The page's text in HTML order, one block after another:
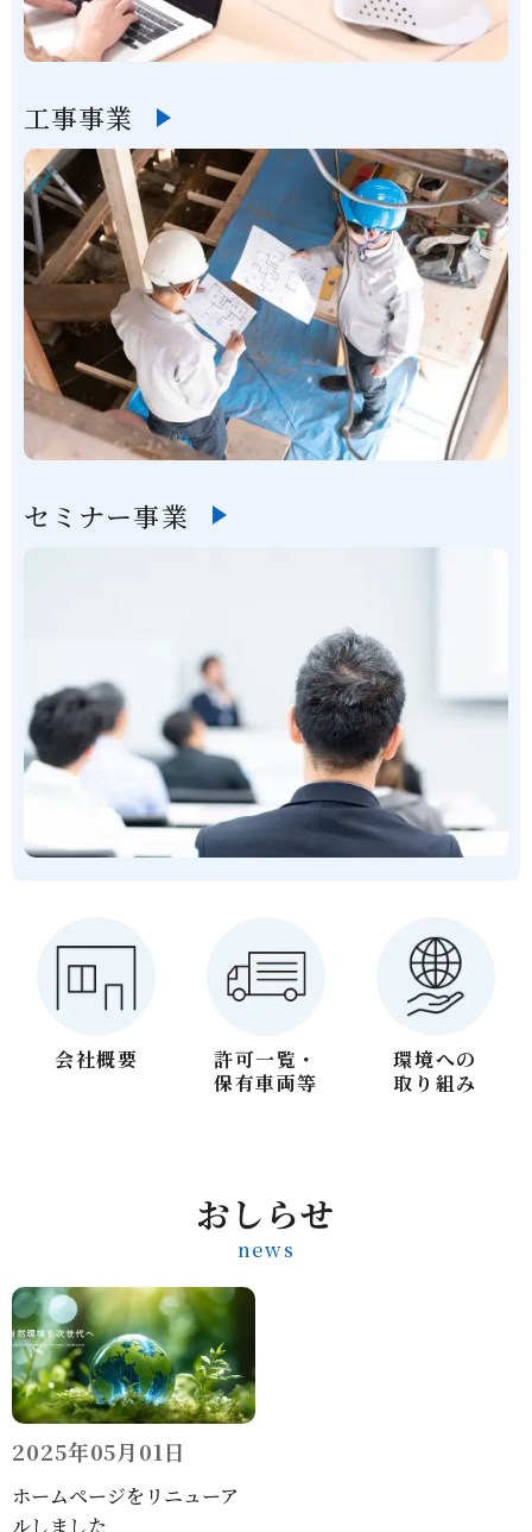
工事事業
セミナー事業
会社概要
許可一覧・
保有車両等
環境への
取り組み
おしらせ
news
2025年05月01日
ホームページをリニューア
ルしました